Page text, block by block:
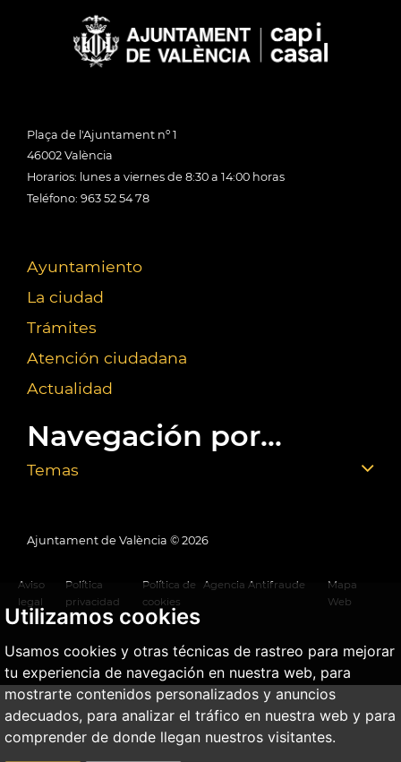
Utilizamos cookies
Usamos cookies y otras técnicas de rastreo para mejorar
tu experiencia de navegación en nuestra web, para
mostrarte contenidos personalizados y anuncios
adecuados, para analizar el tráfico en nuestra web y para
comprender de donde llegan nuestros visitantes.
Plaça de l'Ajuntament nº 1
46002 València
Horarios: lunes a viernes de 8:30 a 14:00 horas
Teléfono: 963 52 54 78
Ayuntamiento
La ciudad
Trámites
Atención ciudadana
Actualidad
Navegación por...
Temas
Ajuntament de València © 2026
Aviso
legal
Política
privacidad
Política de
cookies
Agencia Antifraude
Mapa
Web